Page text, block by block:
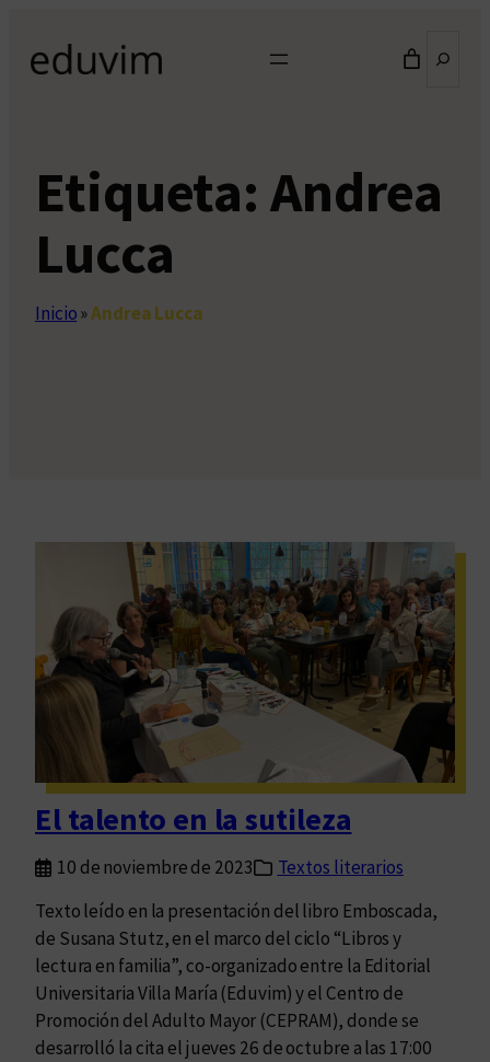
contenido
Etiqueta: Andrea
Lucca
Inicio»Andrea Lucca
El talento en la sutileza
10 de noviembre de 2023
Textos literarios
Texto leído en la presentación del libro Emboscada,
de Susana Stutz, en el marco del ciclo “Libros y
lectura en familia”, co-organizado entre la Editorial
Universitaria Villa María (Eduvim) y el Centro de
Promoción del Adulto Mayor (CEPRAM), donde se
desarrolló la cita el jueves 26 de octubre a las 17:00